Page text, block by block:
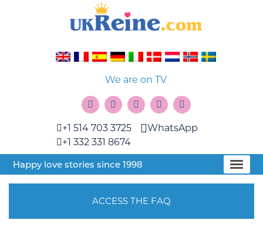
We are on TV
+1 514 703 3725
+1 332 331 8674
WhatsApp
Happy love stories since 1998
ACCESS THE FAQ